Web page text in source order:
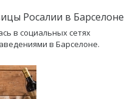
Росалии в Барселоне
в социальных сетях
в Барселоне.